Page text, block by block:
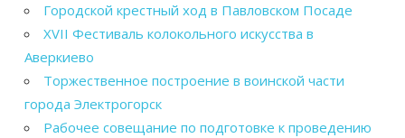
Городской крестный ход в Павловском Посаде
XVII Фестиваль колокольного искусства в
Аверкиево
Торжественное построение в воинской части
города Электрогорск
Рабочее совещание по подготовке к проведению